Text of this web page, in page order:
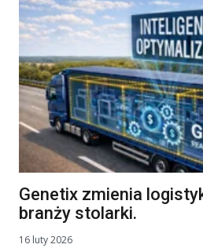
Genetix zmienia
branży stolarki.
16 luty 2026